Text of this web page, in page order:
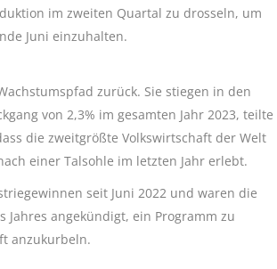
im zweiten Quartal zu drosseln, um
Juni einzuhalten.
zurück. Sie stiegen in den
von 2,3% im gesamten Jahr 2023, teilte
die zweitgrößte Volkswirtschaft der Welt
einer Talsohle im letzten Jahr erlebt.
seit Juni 2022 und waren die
Jahres angekündigt, ein Programm zu
anzukurbeln.